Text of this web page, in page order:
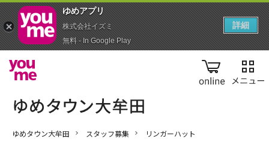
online
ゆめタウン大牟田 スタッフ募集 リンガーハット
ゆめアプ‪リ‬
株式会社イズミ
無料 - In Google Play
詳細